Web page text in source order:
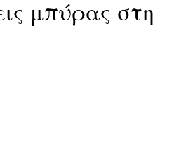
μπύρας στη